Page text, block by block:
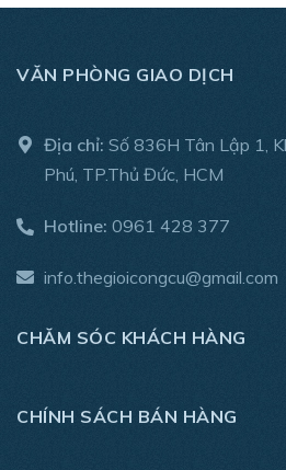
VĂN PHÒNG GIAO DỊCH
Địa chỉ: Số 836H Tân Lập 1,
Phú, TP.Thủ Đức, HCM
Hotline: 0961 428 377
info.thegioicongcu@gmail.com
CHĂM SÓC KHÁCH HÀNG
CHÍNH SÁCH BÁN HÀNG